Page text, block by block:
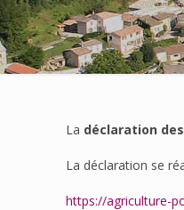
La déclaration
La déclaration se
https://agriculture-